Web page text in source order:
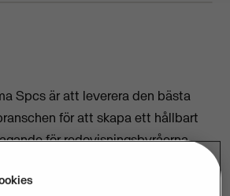
Spcs är att leverera den bästa
för att skapa ett hållbart
för redovisningsbyråerna.
småföretagare att växa och